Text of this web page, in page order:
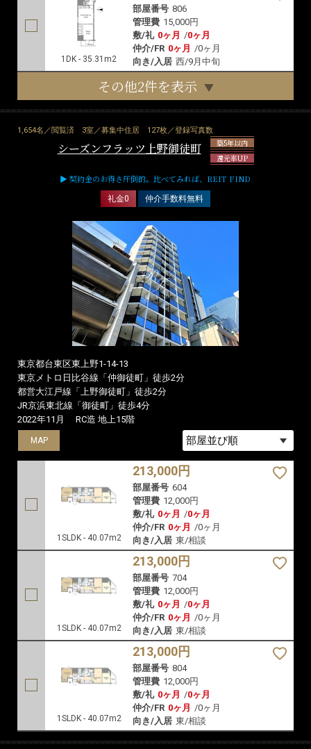
1DK - 35.31m2
部屋番号 806
管理費 15,000円
敷/礼 0ヶ月 /0ヶ月
仲介/FR 0ヶ月 /0ヶ月
向き/入居 西/9月中旬
その他2件を表示
1,654名／閲覧済 3室／募集中住居 127枚／登録写真数
シーズンフラッツ上野御徒町
築5年以内
還元率UP
▶ 契約金のお得さ圧倒的。比べてみれば、REIT FIND
礼金0 仲介手数料無料
東京都台東区東上野1-14-13
東京メトロ日比谷線「仲御徒町」徒歩2分
都営大江戸線「上野御徒町」徒歩2分
JR京浜東北線「御徒町」徒歩4分
2022年11月
RC造 地上15階
MAP
1SLDK - 40.07m2
213,000円
部屋番号 604
管理費 12,000円
敷/礼 0ヶ月 /0ヶ月
仲介/FR 0ヶ月 /0ヶ月
向き/入居 東/相談
MAP
1SLDK - 40.07m2
213,000円
部屋番号 704
管理費 12,000円
敷/礼 0ヶ月 /0ヶ月
仲介/FR 0ヶ月 /0ヶ月
向き/入居 東/相談
MAP
1SLDK - 40.07m2
213,000円
部屋番号 804
管理費 12,000円
敷/礼 0ヶ月 /0ヶ月
仲介/FR 0ヶ月 /0ヶ月
向き/入居 東/相談